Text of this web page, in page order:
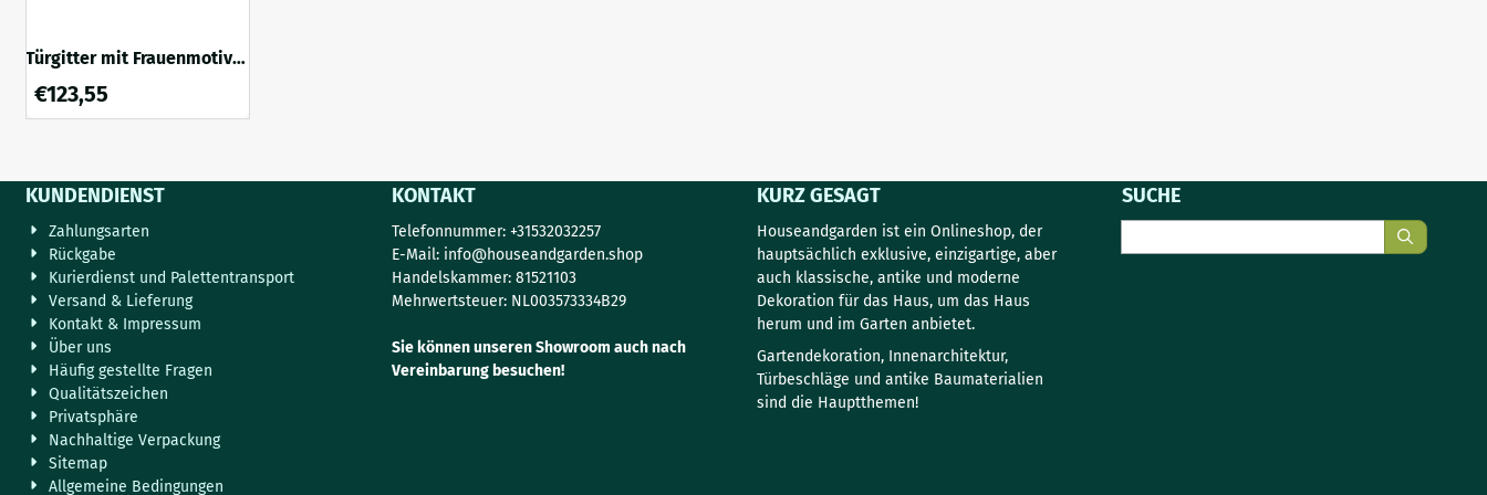
Türgitter mit Frauenmotiv –
67,5 cm lang
€123,55
KUNDENDIENST
Zahlungsarten
Rückgabe
Kurierdienst und Palettentransport
Versand & Lieferung
Kontakt & Impressum
Über uns
Häufig gestellte Fragen
Qualitätszeichen
Privatsphäre
Nachhaltige Verpackung
Sitemap
Allgemeine Bedingungen
KONTAKT
Telefonnummer: +31532032257
E-Mail: info@houseandgarden.shop
Handelskammer: 81521103
Mehrwertsteuer: NL003573334B29
Sie können unseren Showroom auch nach
Vereinbarung besuchen!
KURZ GESAGT
Houseandgarden ist ein Onlineshop, der
hauptsächlich exklusive, einzigartige, aber
auch klassische, antike und moderne
Dekoration für das Haus, um das Haus
herum und im Garten anbietet.
Gartendekoration, Innenarchitektur,
Türbeschläge und antike Baumaterialien
sind die Hauptthemen!
SUCHE